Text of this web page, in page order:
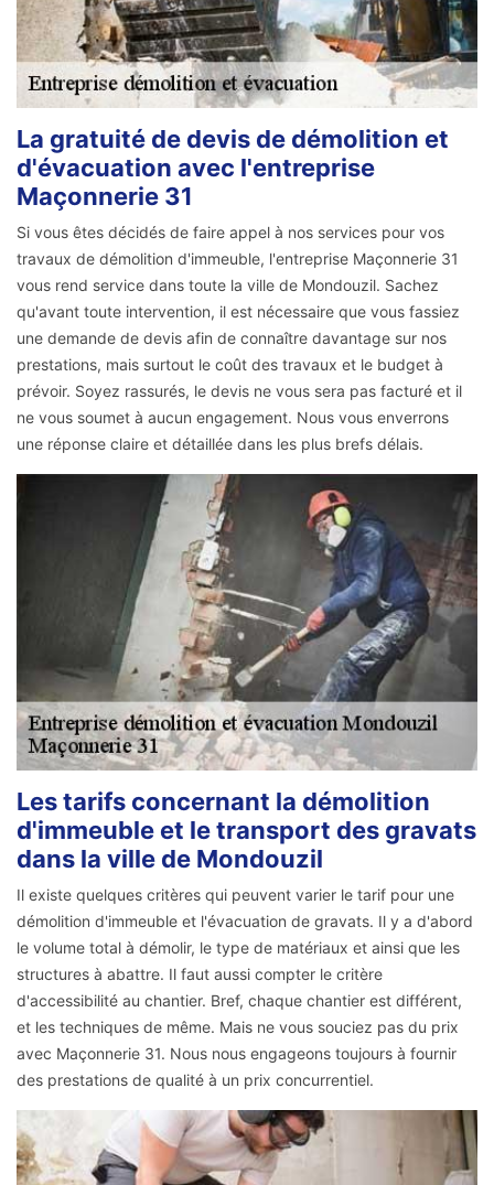
La gratuité de devis de démolition et
d'évacuation avec l'entreprise
Maçonnerie 31
Si vous êtes décidés de faire appel à nos services pour vos
travaux de démolition d'immeuble, l'entreprise Maçonnerie 31
vous rend service dans toute la ville de Mondouzil. Sachez
qu'avant toute intervention, il est nécessaire que vous fassiez
une demande de devis afin de connaître davantage sur nos
prestations, mais surtout le coût des travaux et le budget à
prévoir. Soyez rassurés, le devis ne vous sera pas facturé et il
ne vous soumet à aucun engagement. Nous vous enverrons
une réponse claire et détaillée dans les plus brefs délais.
Les tarifs concernant la démolition
d'immeuble et le transport des gravats
dans la ville de Mondouzil
Il existe quelques critères qui peuvent varier le tarif pour une
démolition d'immeuble et l'évacuation de gravats. Il y a d'abord
le volume total à démolir, le type de matériaux et ainsi que les
structures à abattre. Il faut aussi compter le critère
d'accessibilité au chantier. Bref, chaque chantier est différent,
et les techniques de même. Mais ne vous souciez pas du prix
avec Maçonnerie 31. Nous nous engageons toujours à fournir
des prestations de qualité à un prix concurrentiel.